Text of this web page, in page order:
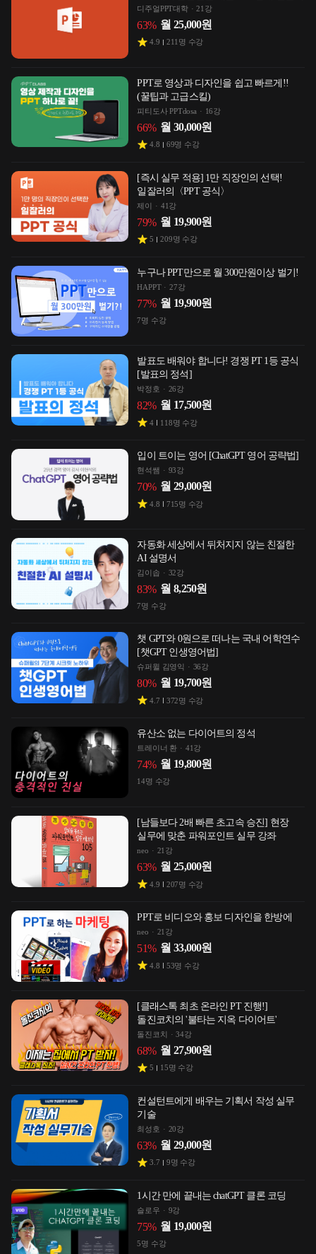
디주얼PPT대학 21강
63% 월 25,000원
4.9 211 명 수강
PPT로 영상과 디자인을 쉽고 빠르게!!
(꿀팁과 고급스킬)
피티도사 PPTdosa 16강
66% 월 30,000원
4.8 69명 수강
[즉시 실무 적용] 1만 직장인의 선택!
일잘러의〈PPT 공식〉
제이 41강
79% 월 19,900원
5 209명 수강
누구나 PPT만으로 월 300만원이상 벌기!
HAPPT 27강
77% 월 19,900원
7명 수강
발표도 배워야 합니다! 경쟁 PT 1등 공식
[발표의 정석]
박정호 26강
82% 월 17,500원
4 118명 수강
입이 트이는 영어 [ChatGPT 영어 공략법]
현석쌤 93강
70% 월 29,000원
4.8 715명 수강
자동화 세상에서 뒤처지지 않는 친절한
AI 설명서
김이솝 32강
83% 월 8,250원
7명 수강
챗 GPT와 0원으로 떠나는 국내 어학연수
[챗GPT 인생영어법]
슈퍼윌 김영익 36강
80% 월 19,700원
4.7 372명 수강
유산소 없는 다이어트의 정석
트레이너 환 41강
74% 월 19,800원
14명 수강
[남들보다 2배 빠른 초고속 승진] 현장
실무에 맞춘 파워포인트 실무 강좌
neo 21강
63% 월 25,000원
4.9 207명 수강
PPT로 비디오와 홍보 디자인을 한방에
neo 21강
51% 월 33,000원
4.8 53명 수강
[클래스톡 최초 온라인 PT 진행!]
돌진코치의 '불타는 지옥 다이어트'
돌진코치 34강
68% 월 27,900원
5 15명 수강
컨설턴트에게 배우는 기획서 작성 실무
기술
최성호 20강
63% 월 29,000원
3.7 9명 수강
1시간 만에 끝내는 chatGPT 클론 코딩
슬로우 9강
75% 월 19,000원
5명 수강